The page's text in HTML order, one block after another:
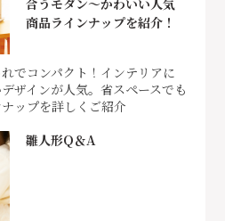
合うモダン～かわいい人気
商品ラインナップを紹介！
でコンパクト！インテリアに
ザインが人気。省スペースでも
ップを詳しくご紹介
雛人形Q＆A